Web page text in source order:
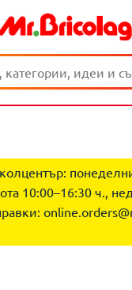
10:00–16:30 ч.,